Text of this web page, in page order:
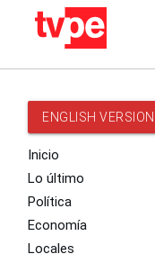
ENGLISH VERSION
Inicio
Lo último
Política
Economía
Locales